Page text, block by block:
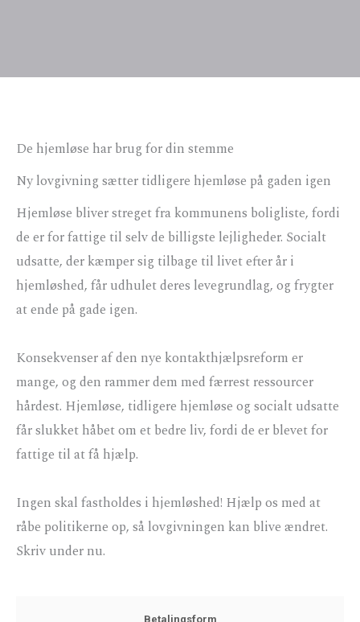
De hjemløse har brug for din stemme
Ny lovgivning sætter tidligere hjemløse på gaden igen
Hjemløse bliver streget fra kommunens boligliste, fordi
de er for fattige til selv de billigste lejligheder. Socialt
udsatte, der kæmper sig tilbage til livet efter år i
hjemløshed, får udhulet deres levegrundlag, og frygter
at ende på gade igen.
Konsekvenser af den nye kontakthjælpsreform er
mange, og den rammer dem med færrest ressourcer
hårdest. Hjemløse, tidligere hjemløse og socialt udsatte
får slukket håbet om et bedre liv, fordi de er blevet for
fattige til at få hjælp.
Ingen skal fastholdes i hjemløshed! Hjælp os med at
råbe politikerne op, så lovgivningen kan blive ændret.
Skriv under nu.